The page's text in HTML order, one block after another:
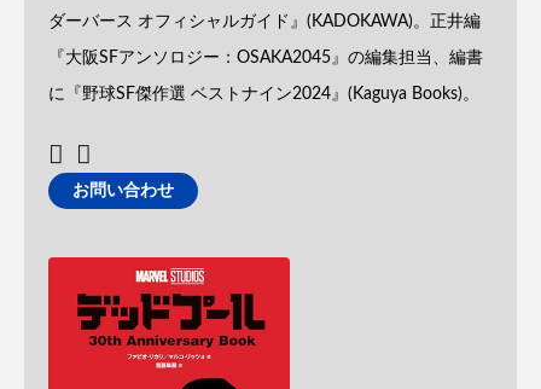
ダーバース オフィシャルガイド』(KADOKAWA)。正井編
『大阪SFアンソロジー：OSAKA2045』の編集担当、編書
に『野球SF傑作選 ベストナイン2024』(Kaguya Books)。
お問い合わせ